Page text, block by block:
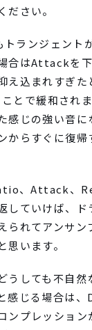
ださい。
ランジェント
合はAttackを
え込まれすぎた
とで緩和され
感じの強い音
からすぐに復
、Attack、
していけば、
られてアンサ
思います。
うしても不自
感じる場合は
ンプレッショ